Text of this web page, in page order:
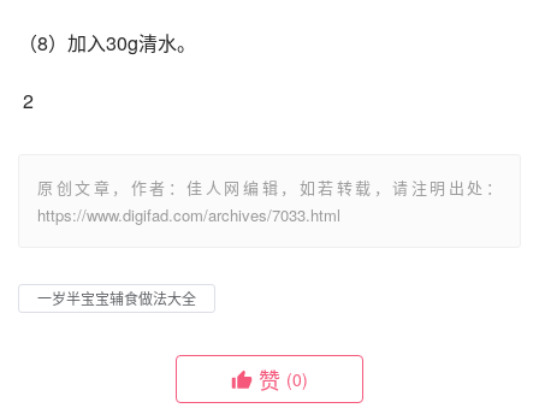
（8）加入30g清水。
2
原创文章，作者：佳人网编辑，如若转载，请注明出处：
https://www.digifad.com/archives/7033.html
一岁半宝宝辅食做法大全
赞 (0)